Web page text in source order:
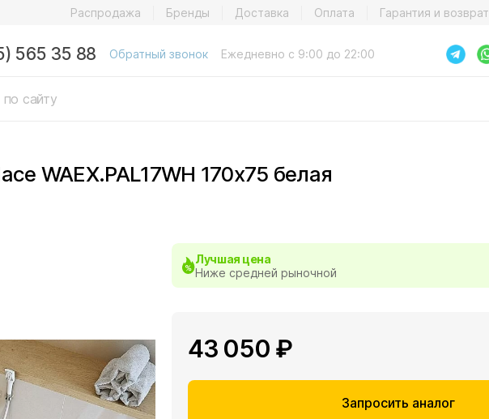
Распродажа Бренды Доставка Оплата Гарантия и возврат
565 35 88 Обратный звонок Ежедневно с 9:00 до 22:00
WAEX.PAL17WH 170х75 белая
Лучшая цена
Ниже средней рыночной
43 050 ₽
Запросить аналог